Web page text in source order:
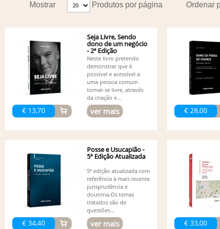
Ordenar
Mostrar Produtos por página
€ 13,70
Seja Livre, Sendo
dono de um negócio
- 2ª Edição
Neste livro pretendo
demonstrar que é
possível e acessível a
uma pessoa comum
tornar-se livre, através
da criação e...
ver mais € 28,00
€ 34,40
Posse e Usucapião -
5ª Edição Atualizada
5ª edição atualizada com
referência à mais recente
jurisprudência e
doutrina.Os temas
tratados são de
questões...
ver mais € 33,00